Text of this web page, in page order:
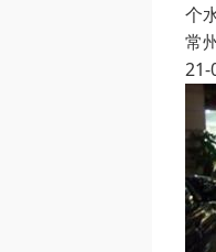
个
常
21-